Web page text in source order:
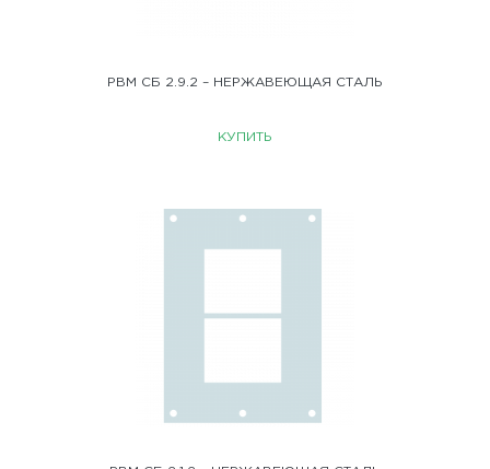
РВМ СБ 2.9.2 – НЕРЖАВЕЮЩАЯ СТАЛЬ
КУПИТЬ